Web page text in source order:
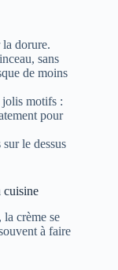
dorure.
sans
de moins
jolis motifs :
pour
le dessus
cuisine
crème se
à faire